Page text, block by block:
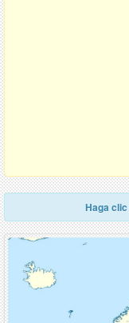
Haga clic